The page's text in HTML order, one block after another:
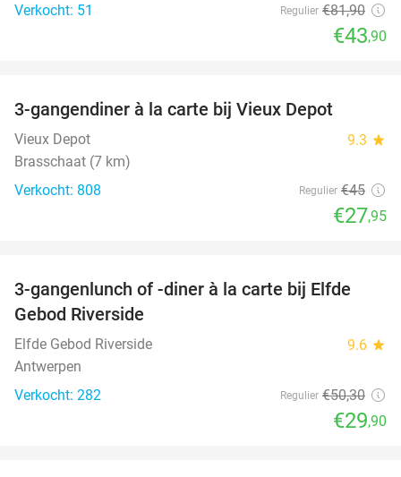
Verkocht: 51
Regulier €81,90
€43,90
3-gangendiner à la carte bij Vieux Depot
Vieux Depot 9.3 star
Brasschaat (7 km)
Verkocht: 808
Regulier €45
€27,95
41%
3-gangenlunch of -diner à la carte bij Elfde
Gebod Riverside
Elfde Gebod Riverside 9.6 star
Antwerpen
Verkocht: 282
Regulier €50,30
€29,90